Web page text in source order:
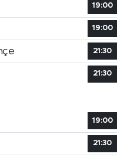
19:00
19:00
21:30
21:30
19:00
21:30